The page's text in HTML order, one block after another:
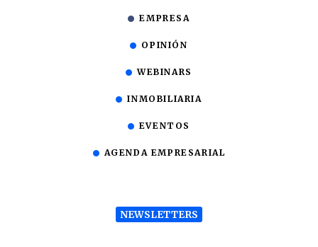
EMPRESA
OPINIÓN
WEBINARS
INMOBILIARIA
EVENTOS
AGENDA EMPRESARIAL
NEWSLETTERS